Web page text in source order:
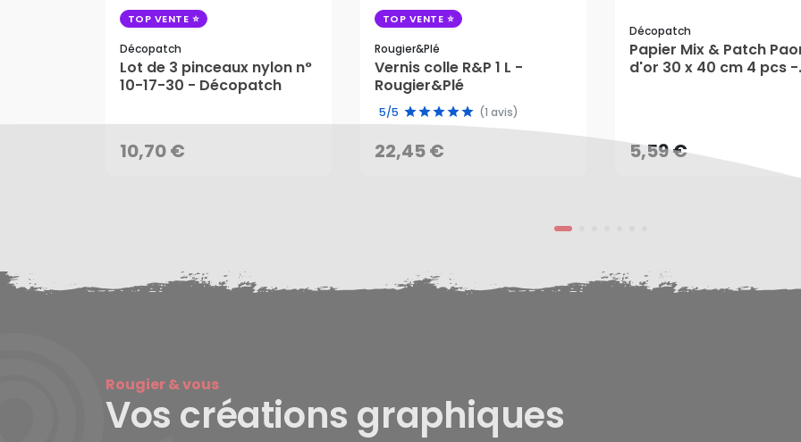
TOP VENTE
Décopatch
Lot de 3 pinceaux nylon n°
10-17-30 - Décopatch
10,70 €
10,70 €
AJOUTER AU PANIER
TOP VENTE
Rougier&plé
Vernis colle R&P 1 L -
Rougier&Plé
5/5 (1 avis)
22,45 €
22,45 €
Décopatch
Papier Mix & Patch
d'or 30 x 40 cm 4 pcs -
5,59 €AJOUTER AU PANIER
Rougier & vous
Vos créations graphiques